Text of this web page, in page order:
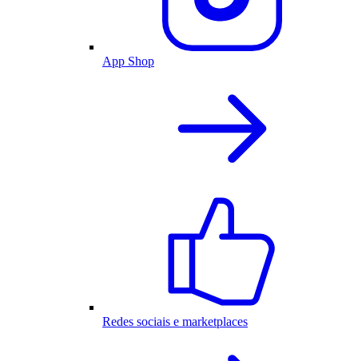
App Shop
Redes sociais e marketplaces